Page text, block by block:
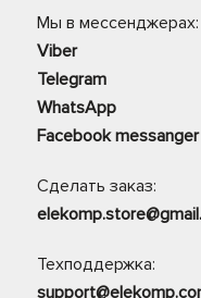
Мы в мессенджерах:
Viber
Telegram
WhatsApp
Facebook messanger
Сделать заказ:
Техподдержка: